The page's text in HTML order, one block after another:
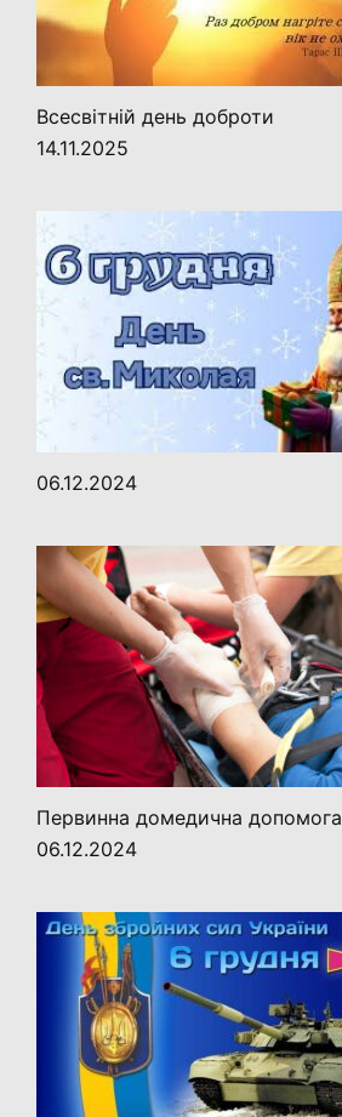
Всесвітній день доброти
14.11.2025
06.12.2024
Первинна домедична допомога
06.12.2024